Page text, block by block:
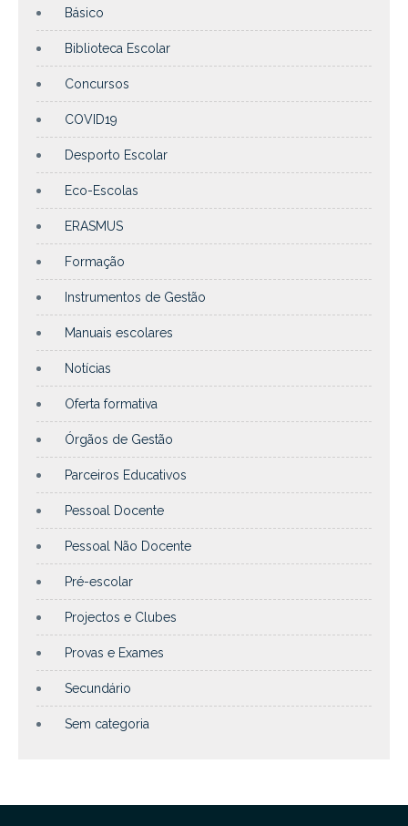
Básico
Biblioteca Escolar
Concursos
COVID19
Desporto Escolar
Eco-Escolas
ERASMUS
Formação
Instrumentos de Gestão
Manuais escolares
Notícias
Oferta formativa
Órgãos de Gestão
Parceiros Educativos
Pessoal Docente
Pessoal Não Docente
Pré-escolar
Projectos e Clubes
Provas e Exames
Secundário
Sem categoria